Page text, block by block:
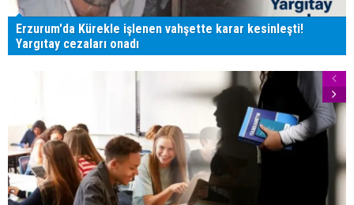
Erzurum'da Kürekle işlenen vahşette karar kesinleşti!
Yargıtay cezaları onadı